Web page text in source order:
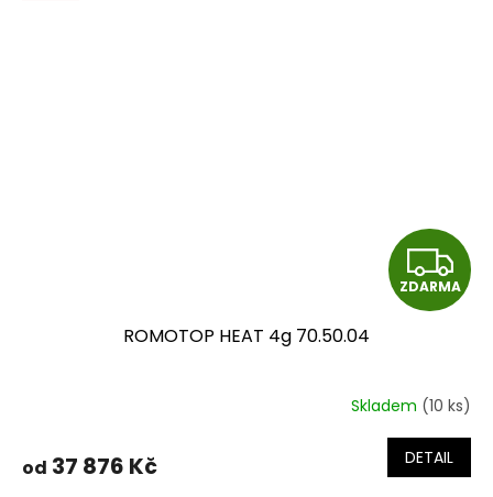
Z
D
R
M
ZDARMA
ROMOTOP HEAT 4g 70.50.04
Skladem (10 ks)
od 37 876 Kč DETAIL